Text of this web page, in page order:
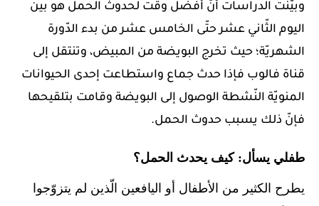
وبيّنت الدراسات أنّ أفضل وقت لحدوث الحمل هو بين
اليوم الثّاني عشر حتّى الخامس عشر من بدء الدّورة
الشهريّة؛ حيث تخرج البويضة من المبيض، وتنتقل إلى
قناة فالوب فإذا حدث جماع واستطاعت إحدى الحيوانات
المنويّة النّشطة الوصول إلى البويضة وقامت بتلقيحها
فإنّ ذلك يسبب حدوث الحمل.
طفلي يسأل: كيف يحدث الحمل؟
يطرح الكثير من الأطفال أو اليافعين الّذين لم يتزوّجوا